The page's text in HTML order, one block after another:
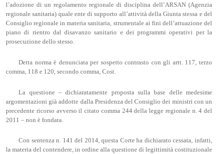
l’adozione di un regolamento regionale di disciplina dell’ARSAN (Agenzia
regionale sanitaria) quale ente di supporto all’attività della Giunta stessa e del
Consiglio regionale in materia sanitaria, strumentale ai fini dell’attuazione del
piano di rientro dal disavanzo sanitario e dei programmi operativi per la
prosecuzione dello stesso.
Detta norma è denunciata per sospetto contrasto con gli artt. 117, terzo
comma, 118 e 120, secondo comma, Cost.
La questione – dichiaratamente proposta sulla base delle medesime
argomentazioni già addotte dalla Presidenza del Consiglio dei ministri con un
precedente ricorso avverso il citato comma 244 della legge regionale n. 4 del
2011 – non è fondata.
Con sentenza n. 141 del 2014, questa Corte ha dichiarato cessata, infatti,
la materia del contendere, in ordine alla questione di legittimità costituzionale